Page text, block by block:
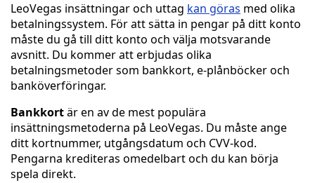
LeoVegas insättningar och uttag kan göras med olika
betalningssystem. För att sätta in pengar på ditt konto
måste du gå till ditt konto och välja motsvarande
avsnitt. Du kommer att erbjudas olika
betalningsmetoder som bankkort, e-plånböcker och
banköverföringar.
Bankkortär en av de mest populära
insättningsmetoderna på LeoVegas. Du måste ange
ditt kortnummer, utgångsdatum och CVV-kod.
Pengarna krediteras omedelbart och du kan börja
spela direkt.